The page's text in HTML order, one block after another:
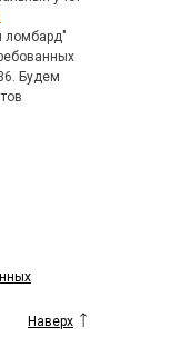
Будем
Наверх